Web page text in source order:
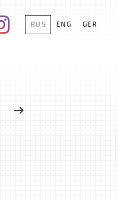
RUS ENG GER
2014 2013 2012